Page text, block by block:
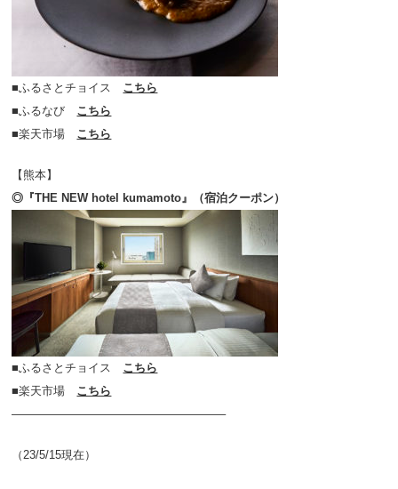
■ふるさとチョイス こちら
■ふるなび こちら
■楽天市場 こちら
【熊本】
◎『THE NEW hotel kumamoto』（宿泊クーポン）
■ふるさとチョイス こちら
■楽天市場 こちら
——————————————————–
（23/5/15現在）